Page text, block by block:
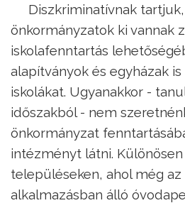
Diszkriminatívnak
önkormányzatok ki vannak
iskolafenntartás
alapítványok és egyházak
iskolákat. Ugyanakkor -
időszakból - nem
önkormányzat
intézményt látni. Különösen
településeken, ahol még
alkalmazásban álló